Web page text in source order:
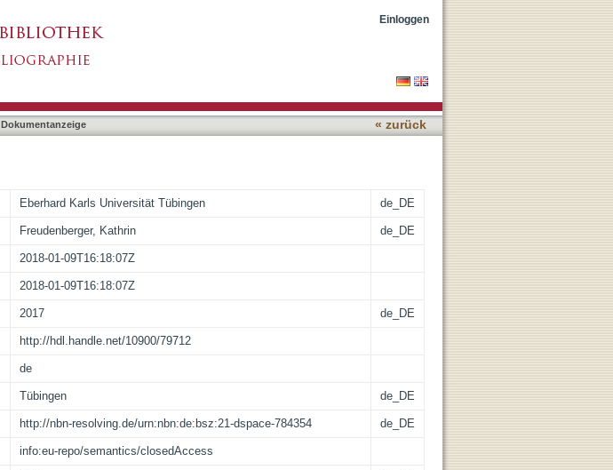
Einloggen
Dokumentanzeige « zurück
Eberhard Karls Universität Tübingen de_DE
Freudenberger, Kathrin de_DE
2018-01-09T16:18:07Z
2018-01-09T16:18:07Z
2017 de_DE
http://hdl.handle.net/10900/79712
de
Tübingen de_DE
http://nbn-resolving.de/urn:nbn:de:bsz:21-dspace-784354 de_DE
info:eu-repo/semantics/closedAccess